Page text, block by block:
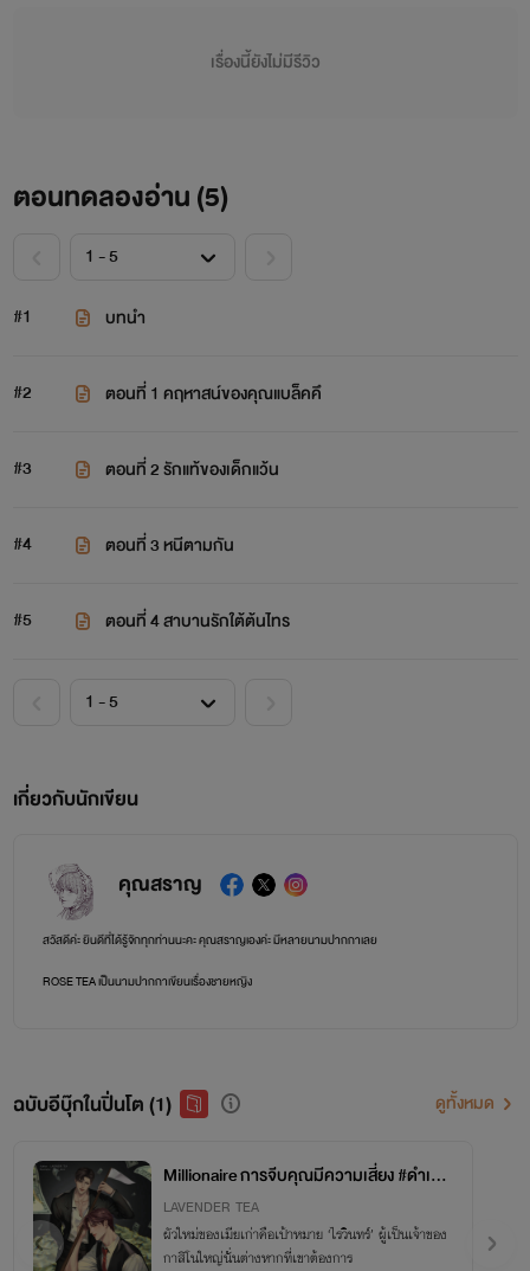
เรื่องนี้ยังไม่มีรีวิว
ตอนทดลองอ่าน (5)
#1 บทนำ
#2 ตอนที่ 1 คฤหาสน์ของคุณแบล็คคึ
#3 ตอนที่ 2 รักแท้ของเด็กแว้น
#4 ตอนที่ 3 หนีตามกัน
#5 ตอนที่ 4 สาบานรักใต้ต้นไทร
เกี่ยวกับนักเขียน
คุณสราญ
สวัสดีค่ะ ยินดีที่ได้รู้จักทุกท่านนะคะ คุณสราญเองค่ะ มีหลายนามปากกาเลย
ROSE TEA เป็นนามปากกาเขียนเรื่องชายหญิง
หากชอบก็อย่าลืมให้กำลังใจกันนะคะ กดหัวใจ คอมเมนต์ รีวิว หรือเปย์ก็ได้ ขอบคุณค่ะ
ฉบับอีบุ๊กในปิ่นโต (1) ดูทั้งหมด
Millionaire การจีบคุณมีความเสี่ยง #ดำเกิง
สามร้อยล้าน
LAVENDER TEA
ผัวใหม่ของเมียเก่าคือเป้าหมาย ‘ไรวินทร์’ ผู้เป็นเจ้าของ
กาสิโนใหญ่นั่นต่างหากที่เขาต้องการ